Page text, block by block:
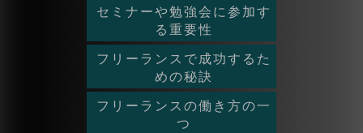
セミナーや勉強会に参加す
る重要性
フリーランスで成功するた
めの秘訣
フリーランスの働き方の一
つ